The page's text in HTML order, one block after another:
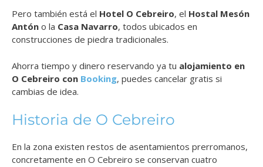
Pero también está el Hotel O Cebreiro, el Hostal Mesón
Antón o la Casa Navarro, todos ubicados en
construcciones de piedra tradicionales.
Ahorra tiempo y dinero reservando ya tu alojamiento en
O Cebreiro con Booking, puedes cancelar gratis si
cambias de idea.
Historia de O Cebreiro
En la zona existen restos de asentamientos prerromanos,
concretamente en O Cebreiro se conservan cuatro